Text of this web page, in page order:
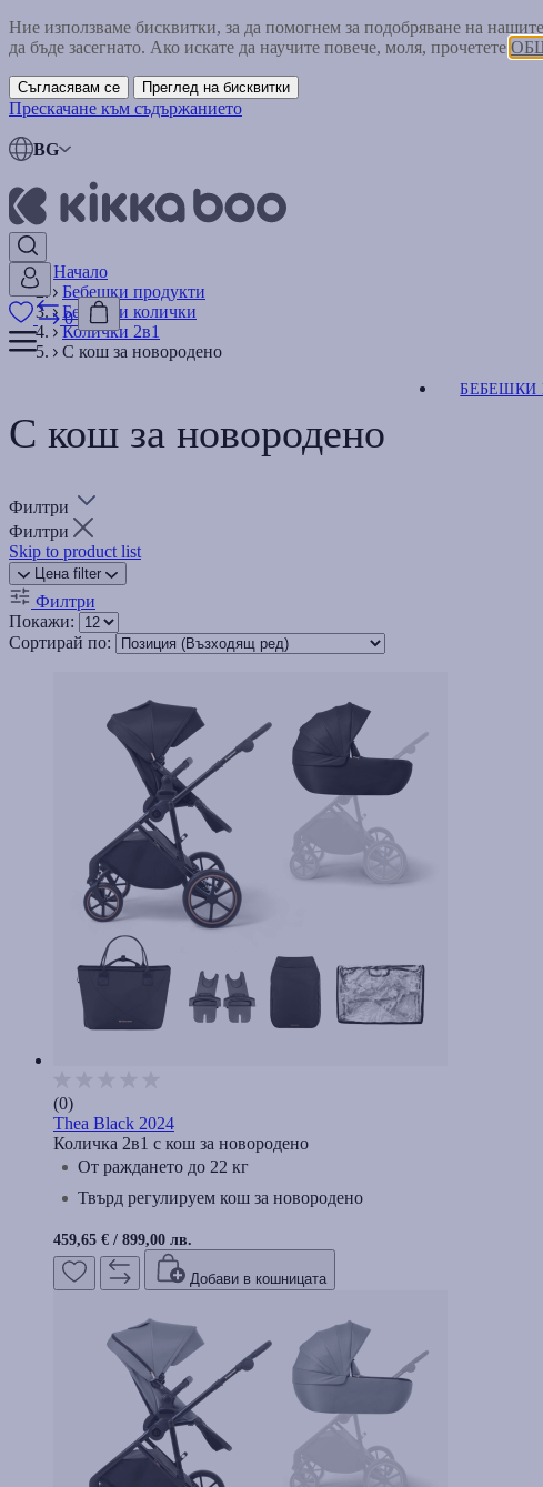
Ние използваме бисквитки, за да помогнем за подобряване на
да бъде засегнато. Ако искате да научите повече, моля, прочетете
Съгласявам се Преглед на бисквитки
Прескачане към съдържанието
BG
0
БЕБЕШКИ
Начало
Бебешки продукти
Бебешки колички
Колички 2в1
С кош за новородено
С кош за новородено
Филтри
Филтри
Skip to product list
Цена filter
Филтри
Покажи:
Сортирай по:
(0)
Thea Black 2024
Количка 2в1 с кош за новородено
От раждането до 22 кг
Твърд регулируем кош за новородено
459,65 € / 899,00 лв.
Добави в кошницата